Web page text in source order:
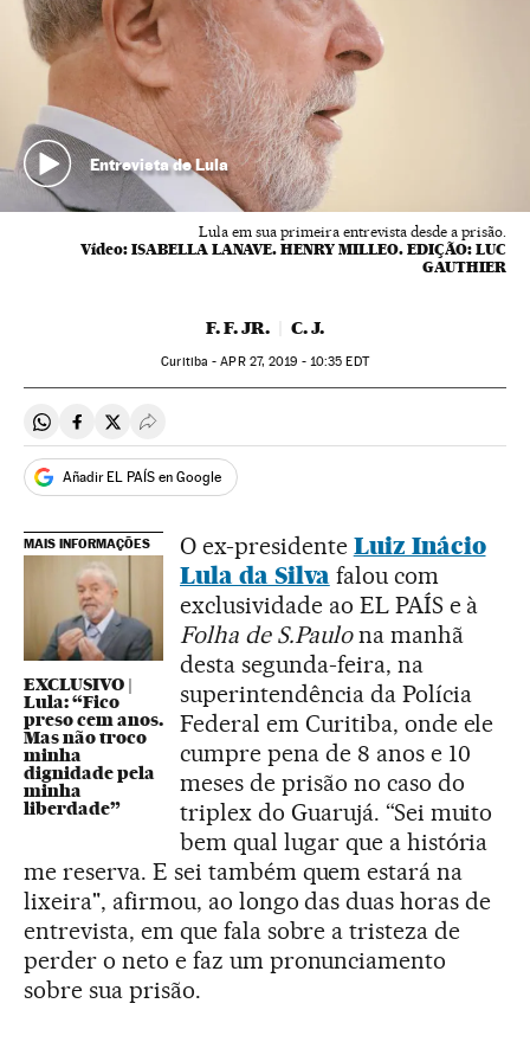
Entrevista de Lula
Lula em sua primeira entrevista desde a prisão.
Vídeo: ISABELLA LANAVE. HENRY MILLEO. EDIÇÃO: LUC
GAUTHIER
F. F. JR. C. J.
Curitiba -APR27, 2019 - 10:35 EDT
Compartir en Whatsapp
Compartir en Facebook
Compartir en Twitter
Desplegar Redes Sociales
Añadir EL PAÍS en Google
MAIS INFORMAÇÕES
EXCLUSIVO |
Lula: “Fico
preso cem anos.
Mas não troco
minha
dignidade pela
minha
liberdade”
O ex-presidente Luiz Inácio
Lula da Silva falou com
exclusividade ao EL PAÍS e à
Folha de S.Paulona manhã
desta segunda-feira, na
superintendência da Polícia
Federal em Curitiba, onde ele
cumpre pena de 8 anos e 10
meses de prisão no caso do
triplex do Guarujá. “Sei muito
bem qual lugar que a história
me reserva. E sei também quem estará na
lixeira", afirmou, ao longo das duas horas de
entrevista, em que fala sobre a tristeza de
perder o neto e faz um pronunciamento
sobre sua prisão.